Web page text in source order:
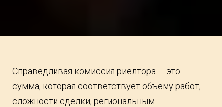
Справедливая комиссия риелтора — это
сумма, которая соответствует объёму работ,
сложности сделки, региональным